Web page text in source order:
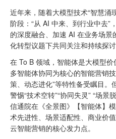
近年来，随着大模型技术“智慧涌
阶段：“从 AI 中来、到行业中去”
的深度融合、加速 AI 在业务场
化转型议题下共同关注和持续探讨
在 To B 领域，智能体是大模型
多智能体协同为核心的智能营销
策、动态进化”等特性备受瞩目
警惕“技术空转”“协同失灵” “场景
信通院在《全景图》【智能体】
术先进性、场景适配性、商业价
云智能营销的核心发力点。